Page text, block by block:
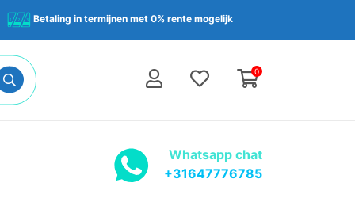
Betaling in termijnen met 0% rente mogelijk
0
Whatsapp chat
+31647776785